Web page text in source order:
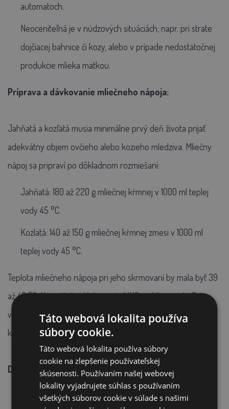
automatoch.
Neoceniteľná je v núdzových situáciách, napr. pri strate
dojčiacej bahnice či kozy, alebo v prípade nedostatočnej
produkcie mlieka matkou.
Príprava a dávkovanie mliečneho nápoja:
Jahňatá a kozľatá musia minimálne prvý deň života prijať
adekvátny objem ovčieho alebo kozieho mledziva. Mliečny
nápoj sa pripraví po dôkladnom rozmiešaní:
Jahňatá: 180 až 220 g mliečnej kŕmnej v 1000 ml teplej
vody 45 °C.
Kozlatá: 140 až 150 g mliečnej kŕmnej zmesi v 1000 ml
teplej vody 45 °C.
Teplota mliečneho nápoja pri jeho skrmovaní by mala byť 39
až 40 °C. Nezvyšujte dávkovanie MKS na 1 liter vody. Pri
vyššej koncentrácii MKS v nápoji vystavujete jahňatá aj
kozľatá riziku vzniku dietetických hnačiek.
Dávkovanie (orientačná dávka):
1. deň po narodení - napájanie mledzivom (denný objem
Táto webová lokalita používa
súbory cookie.
Táto webová lokalita používa súbory
cookie na zlepšenie používateľskej
skúsenosti. Používaním našej webovej
lokality vyjadrujete súhlas s používaním
všetkých súborov cookie v súlade s našimi